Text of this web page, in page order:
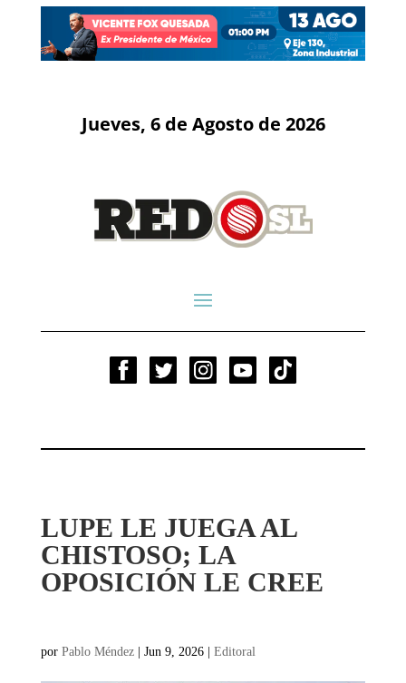
Jueves, 6 de Agosto de 2026
LUPE LE JUEGA AL
CHISTOSO; LA
OPOSICIÓN LE CREE
por Pablo Méndez| Jun 9, 2026| Editoral